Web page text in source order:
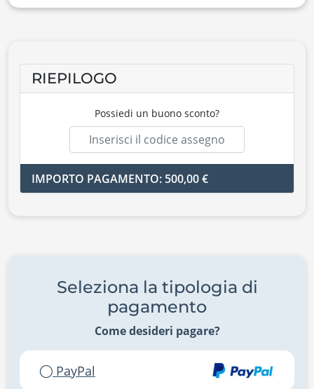
RIEPILOGO
Possiedi un buono sconto?
IMPORTO PAGAMENTO: 500,00 €
Seleziona la tipologia di
pagamento
Come desideri pagare?
PayPal